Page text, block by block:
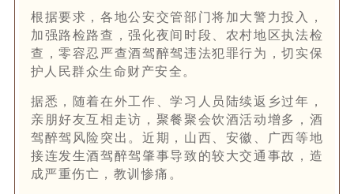
根据要求，各地公安交管部门将加大警力投入，
加强路检路查，强化夜间时段、农村地区执法检
查，零容忍严查酒驾醉驾违法犯罪行为，切实保
护人民群众生命财产安全。
据悉，随着在外工作、学习人员陆续返乡过年，
亲朋好友互相走访，聚餐聚会饮酒活动增多，酒
驾醉驾风险突出。近期，山西、安徽、广西等地
接连发生酒驾醉驾肇事导致的较大交通事故，造
成严重伤亡，教训惨痛。